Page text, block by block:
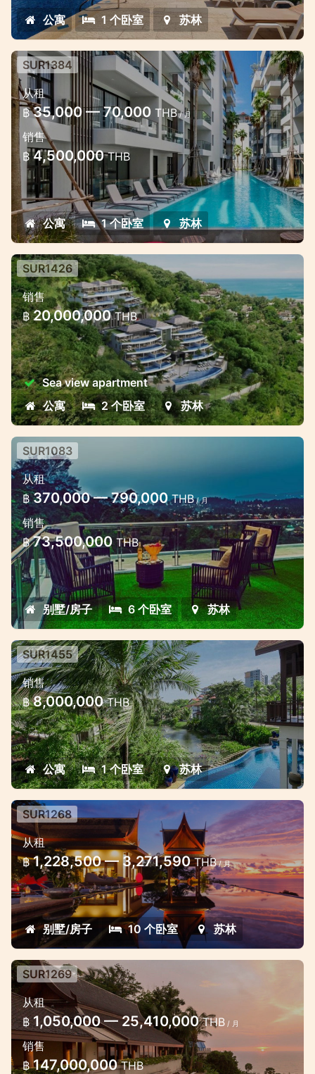
公寓 1 个卧室 苏林
素林时尚的现代公寓
Palmyrah Surin的现代公寓，距离海滩300米
SUR1384
从租
฿ 35,000 — 70,000 THB/ 月
销售
฿ 4,500,000THB
公寓 1 个卧室 苏林
全景海景公寓在苏林
苏林山新公寓出售
SUR1426
销售
฿ 20,000,000THB
Sea view apartment
公寓
2 个卧室 苏林
苏林海景六卧室别墅
苏林地区山上的现代海景别墅
SUR1083
从租
฿ 370,000 — 790,000THB/ 月
销售
฿ 73,500,000THB
别墅/房子 6 个卧室 苏林
苏林 1 卧室独特风格的夹层公寓
苏林庄园令人惊叹的时尚复式公寓
SUR1455
销售
฿ 8,000,000THB
公寓 1 个卧室 苏林
10 Bedroom Villa in Surin
SUR1268
从租
฿ 1,228,500 — 3,271,590THB/ 月
别墅/房子 10 个卧室 苏林
6 Bedroom Villa in Surin
Modern 6 Bedroom Panoramic Sea View
Villa in Surin Phuket Thailand
SUR1269
从租
฿ 1,050,000 — 25,410,000THB / 月
销售
฿ 147,000,000THB